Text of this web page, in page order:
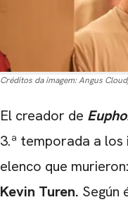
Créditos da imagem:Angus
El creador de
3.ª temporada a
elenco que murieron:
Kevin Turen. Según